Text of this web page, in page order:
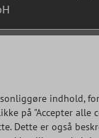
indhold,
på "Accepter alle
Dette er også